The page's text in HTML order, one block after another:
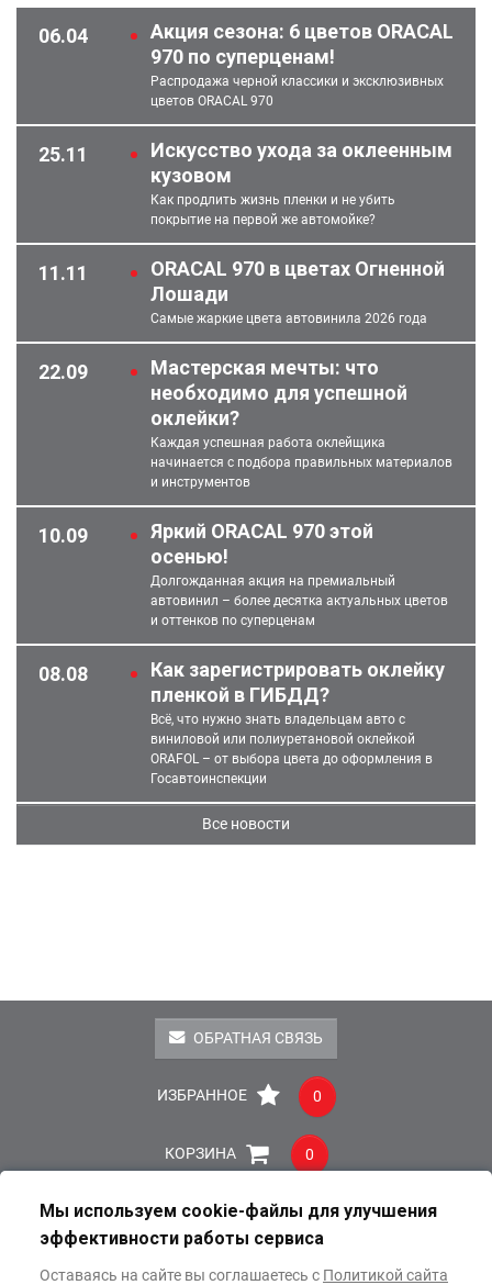
Мы используем cookie-файлы для улучшения
эффективности работы сервиса
Оставаясь на сайте вы соглашаетесь с Политикой сайта
06.04
Акция сезона: 6 цветов ORACAL
970 по суперценам!
Распродажа черной классики и эксклюзивных
цветов ORACAL 970
25.11
Искусство ухода за оклеенным
кузовом
Как продлить жизнь пленки и не убить
покрытие на первой же автомойке?
11.11
ORACAL 970 в цветах Огненной
Лошади
Самые жаркие цвета автовинила 2026 года
22.09
Мастерская мечты: что
необходимо для успешной
оклейки?
Каждая успешная работа оклейщика
начинается с подбора правильных материалов
и инструментов
10.09
Яркий ORACAL 970 этой
осенью!
Долгожданная акция на премиальный
автовинил – более десятка актуальных цветов
и оттенков по суперценам
08.08
Как зарегистрировать оклейку
пленкой в ГИБДД?
Всё, что нужно знать владельцам авто с
виниловой или полиуретановой оклейкой
ORAFOL – от выбора цвета до оформления в
Госавтоинспекции
Все новости
ОБРАТНАЯ СВЯЗЬ
ИЗБРАННОЕ 0
КОРЗИНА 0
Публичная оферта Реквизиты Пресс-центр
Заказ и оплата Доставка